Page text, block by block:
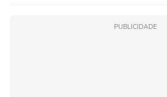
PUBLICIDADE